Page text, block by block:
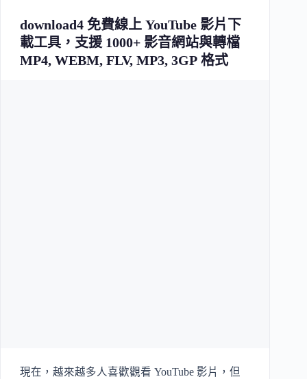
download4 免費線上 YouTube 影片下
載工具，支援 1000+ 影音網站與轉檔
MP4, WEBM, FLV, MP3, 3GP 格式
現在，越來越多人喜歡觀看 YouTube 影片，但